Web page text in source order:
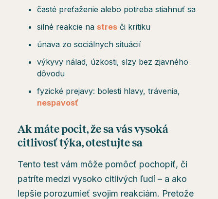
časté preťaženie alebo potreba stiahnuť sa
silné reakcie na stres či kritiku
únava zo sociálnych situácií
výkyvy nálad, úzkosti, slzy bez zjavného
dôvodu
fyzické prejavy: bolesti hlavy, trávenia,
nespavosť
Ak máte pocit, že sa vás vysoká
citlivosť týka, otestujte sa
Tento test vám môže pomôcť pochopiť, či
patríte medzi vysoko citlivých ľudí – a ako
lepšie porozumieť svojim reakciám. Pretože